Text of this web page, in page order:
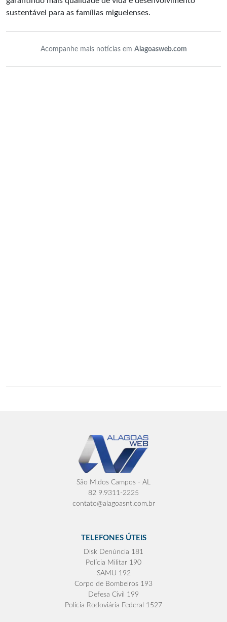
sustentável para as famílias miguelenses.
Acompanhe mais notícias em Alagoasweb.com
São M.dos Campos - AL
82 9.9311-2225
contato@alagoasnt.com.br
TELEFONES ÚTEIS
Disk Denúncia 181
Polícia Militar 190
SAMU 192
Corpo de Bombeiros 193
Defesa Civil 199
Polícia Rodoviária Federal 1527